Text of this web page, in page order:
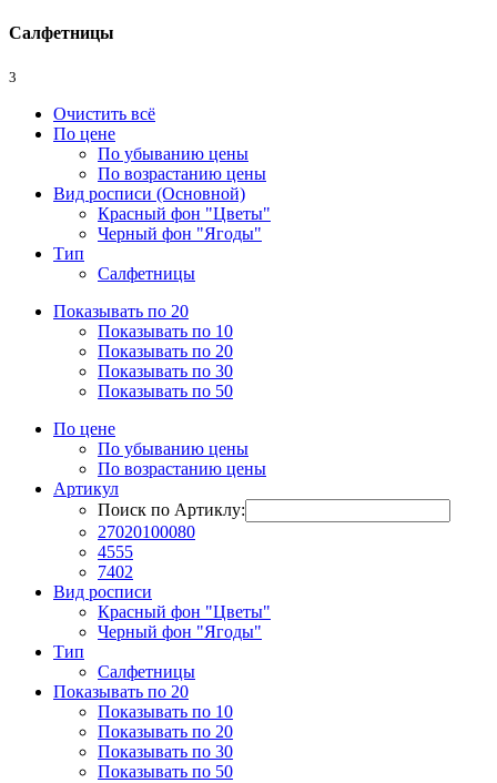
Салфетницы
3
Очистить всё
По цене
По убыванию цены
По возрастанию цены
Вид росписи (Основной)
Красный фон "Цветы"
Черный фон "Ягоды"
Тип
Салфетницы
Показывать по 20
Показывать по 10
Показывать по 20
Показывать по 30
Показывать по 50
По цене
По убыванию цены
По возрастанию цены
Артикул
Поиск по Артиклу:
27020100080
4555
7402
Вид росписи
Красный фон "Цветы"
Черный фон "Ягоды"
Тип
Салфетницы
Показывать по 20
Показывать по 10
Показывать по 20
Показывать по 30
Показывать по 50